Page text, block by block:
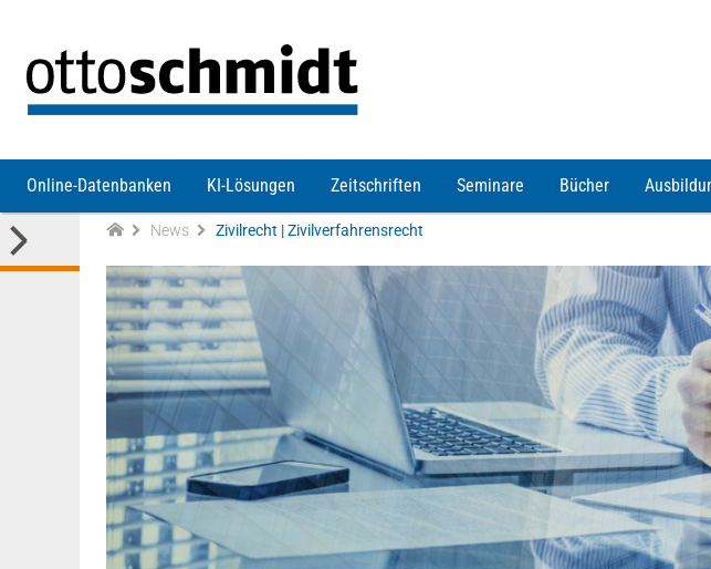
Online-Datenbanken KI-Lösungen Zeitschriften Seminare Bücher
News Zivilrecht | Zivilverfahrensrecht